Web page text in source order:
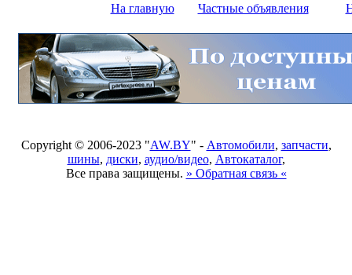
На главную Частные объявления
Copyright © 2006-2023 "AW.BY" - Автомобили, запчасти,
шины, диски, аудио/видео, Автокаталог,
Все права защищены. » Обратная связь «